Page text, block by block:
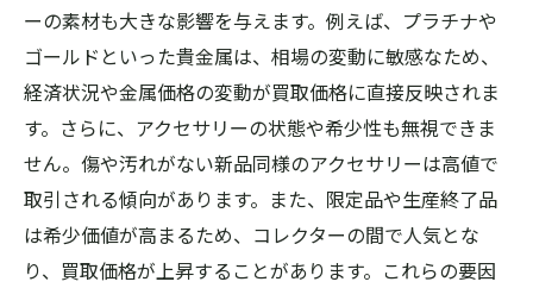
ーの素材も大きな影響を与えます。例えば、プラチナや
ゴールドといった貴金属は、相場の変動に敏感なため、
経済状況や金属価格の変動が買取価格に直接反映されま
す。さらに、アクセサリーの状態や希少性も無視できま
せん。傷や汚れがない新品同様のアクセサリーは高値で
取引される傾向があります。また、限定品や生産終了品
は希少価値が高まるため、コレクターの間で人気とな
り、買取価格が上昇することがあります。これらの要因